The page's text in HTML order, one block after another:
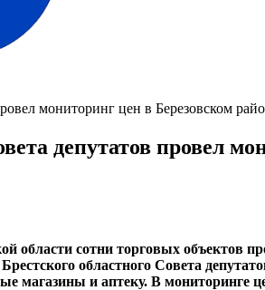
мониторинг цен в Березовском
депутатов провел
сотни торговых объектов
областного Совета
магазины и аптеку. В мониторинге